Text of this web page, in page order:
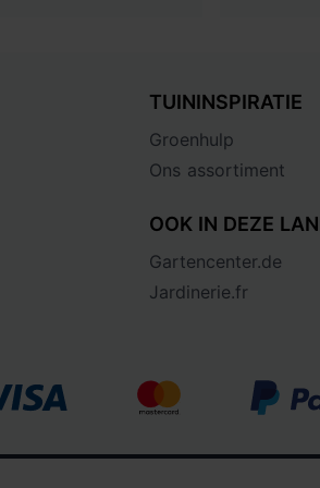
TUININSPIRATIE
Groenhulp
Ons assortiment
OOK IN DEZE
Gartencenter.de
Jardinerie.fr